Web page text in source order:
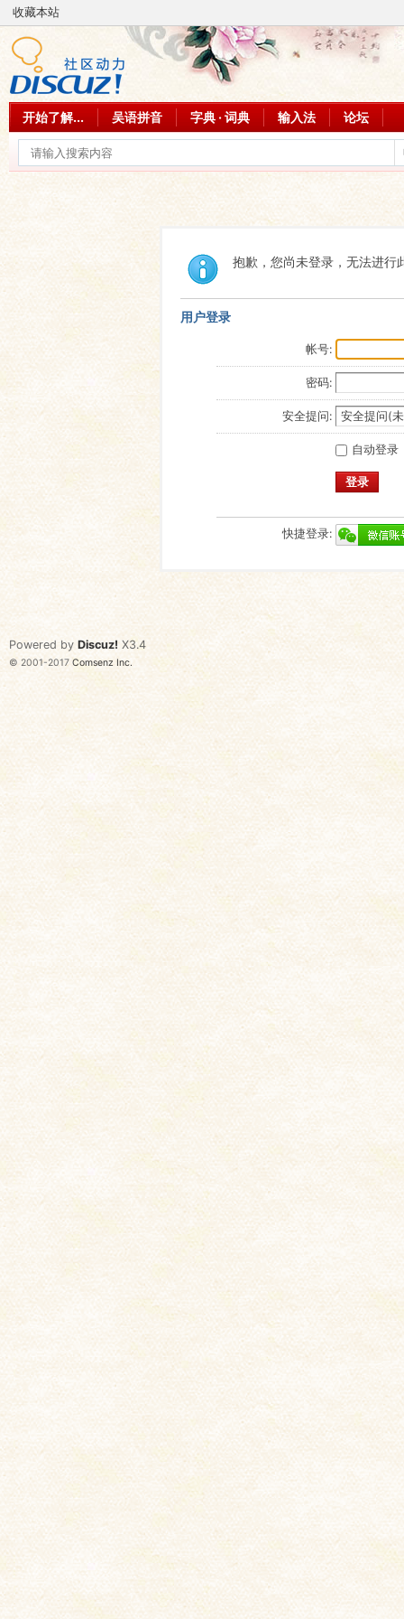
收藏本站
开始了解... 吴语拼音 字典 · 词典 输入法 论坛
抱歉，您尚未登录，无法进行
用户登录
帐号:
密码:
安全提问:
自动登录
登录
快捷登录:
Powered by Discuz! X3.4
© 2001-2017 Comsenz Inc.